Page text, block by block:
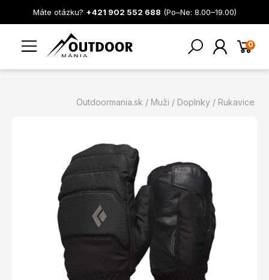
Máte otázku? +421 902 552 688 (Po–Ne: 8.00–19.00)
0
Outdoormania.sk Muži Doplnky Rukavice